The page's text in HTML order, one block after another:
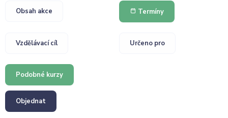
Obsah akce Termíny
Vzdělávací cíl Určeno pro
Podobné kurzy
Objednat